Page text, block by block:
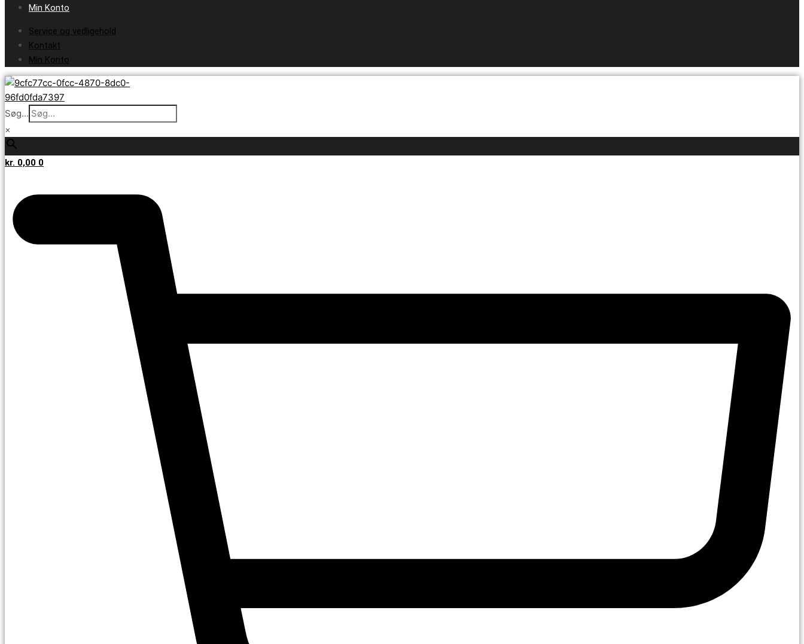
Min Konto
Service og vedligehold
Kontakt
Min Konto
Søg...
×
kr. 0,00 0